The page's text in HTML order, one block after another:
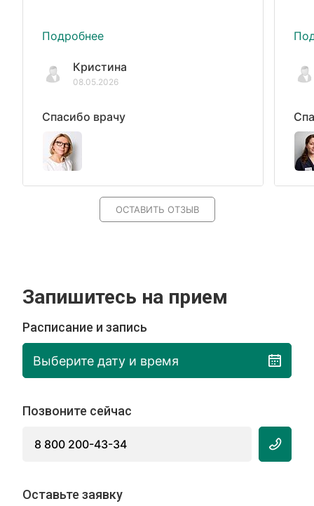
Подробнее
Кристина
08.05.2026
Спасибо врачу
ОСТАВИТЬ ОТЗЫВ
Запишитесь на прием
Расписание и запись
Выберите дату и время
Позвоните сейчас
8 800 200-43-34
Оставьте заявку